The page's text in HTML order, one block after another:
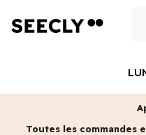
Toutes les commandes